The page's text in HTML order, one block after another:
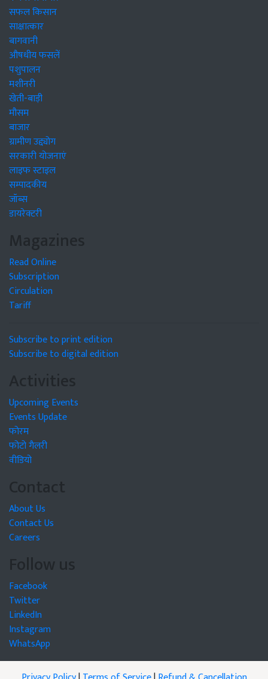
सफल किसान
साक्षात्कार
बागवानी
औषधीय फसलें
पशुपालन
मशीनरी
खेती-बाड़ी
मौसम
बाजार
ग्रामीण उद्द्योग
सरकारी योजनाएं
लाइफ स्टाइल
सम्पादकीय
जॉब्स
डायरेक्टरी
Magazines
Read Online
Subscription
Circulation
Tariff
Subscribe to print edition
Subscribe to digital edition
Activities
Upcoming Events
Events Update
फोरम
फोटो गैलरी
वीडियो
Contact
About Us
Contact Us
Careers
Follow us
Facebook
Twitter
LinkedIn
Instagram
WhatsApp